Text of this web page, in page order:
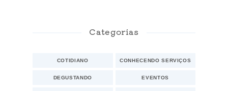
Categorias
COTIDIANO CONHECENDO SERVIÇOS
DEGUSTANDO EVENTOS